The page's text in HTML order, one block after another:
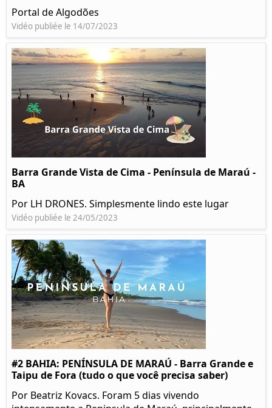
Portal de Algodões
Vidéo publiée le 14/07/2023
Barra Grande Vista de Cima - Península de Maraú -
BA
Por LH DRONES. Simplesmente lindo este lugar
Vidéo publiée le 24/05/2023
#2 BAHIA: PENÍNSULA DE MARAÚ - Barra Grande e
Taipu de Fora (tudo o que você precisa saber)
Por Beatriz Kovacs. Foram 5 dias vivendo